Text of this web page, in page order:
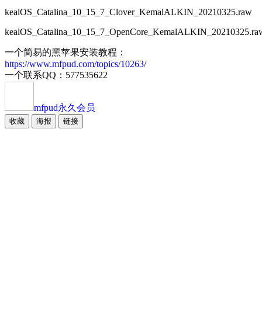
kealOS_Catalina_10_15_7_Clover_KemalALKIN_20210325.raw
一个简易的黑苹果安装教程：
https://www.mfpud.com/topics/10263/
一个联系QQ：577535622
mfpud永久会员
收藏 海报 链接